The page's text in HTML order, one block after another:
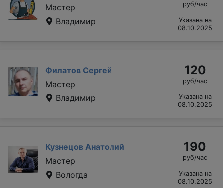
Мастер
Владимир
руб/час
Указана на
08.10.2025
Филатов Сергей
Мастер
Владимир
120
руб/час
Указана на
08.10.2025
Кузнецов Анатолий
Мастер
Вологда
190
руб/час
Указана на
08.10.2025